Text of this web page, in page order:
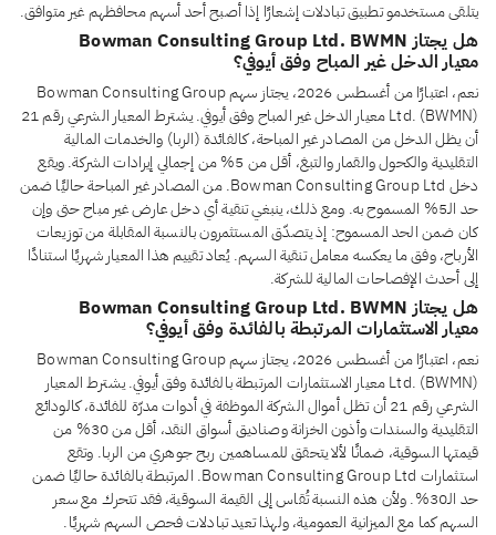
يتلقى مستخدمو تطبيق تبادلات إشعارًا إذا أصبح أحد أسهم محافظهم غير متوافق.
هل يجتاز Bowman Consulting Group Ltd. BWMN
معيار الدخل غير المباح وفق أيوفي؟
نعم، اعتبارًا من أغسطس 2026، يجتاز سهم Bowman Consulting Group
Ltd. (BWMN) معيار الدخل غير المباح وفق أيوفي. يشترط المعيار الشرعي رقم 21
أن يظل الدخل من المصادر غير المباحة، كالفائدة (الربا) والخدمات المالية
التقليدية والكحول والقمار والتبغ، أقل من 5% من إجمالي إيرادات الشركة. ويقع
دخل Bowman Consulting Group Ltd. من المصادر غير المباحة حاليًا ضمن
حد الـ5% المسموح به. ومع ذلك، ينبغي تنقية أي دخل عارض غير مباح حتى وإن
كان ضمن الحد المسموح: إذ يتصدّق المستثمرون بالنسبة المقابلة من توزيعات
الأرباح، وفق ما يعكسه معامل تنقية السهم. يُعاد تقييم هذا المعيار شهريًا استنادًا
إلى أحدث الإفصاحات المالية للشركة.
هل يجتاز Bowman Consulting Group Ltd. BWMN
معيار الاستثمارات المرتبطة بالفائدة وفق أيوفي؟
نعم، اعتبارًا من أغسطس 2026، يجتاز سهم Bowman Consulting Group
Ltd. (BWMN) معيار الاستثمارات المرتبطة بالفائدة وفق أيوفي. يشترط المعيار
الشرعي رقم 21 أن تظل أموال الشركة الموظفة في أدوات مدرّة للفائدة، كالودائع
التقليدية والسندات وأذون الخزانة وصناديق أسواق النقد، أقل من 30% من
قيمتها السوقية، ضمانًا لألا يتحقق للمساهمين ربح جوهري من الربا. وتقع
استثمارات Bowman Consulting Group Ltd. المرتبطة بالفائدة حاليًا ضمن
حد الـ30%. ولأن هذه النسبة تُقاس إلى القيمة السوقية، فقد تتحرك مع سعر
السهم كما مع الميزانية العمومية، ولهذا تعيد تبادلات فحص السهم شهريًا.